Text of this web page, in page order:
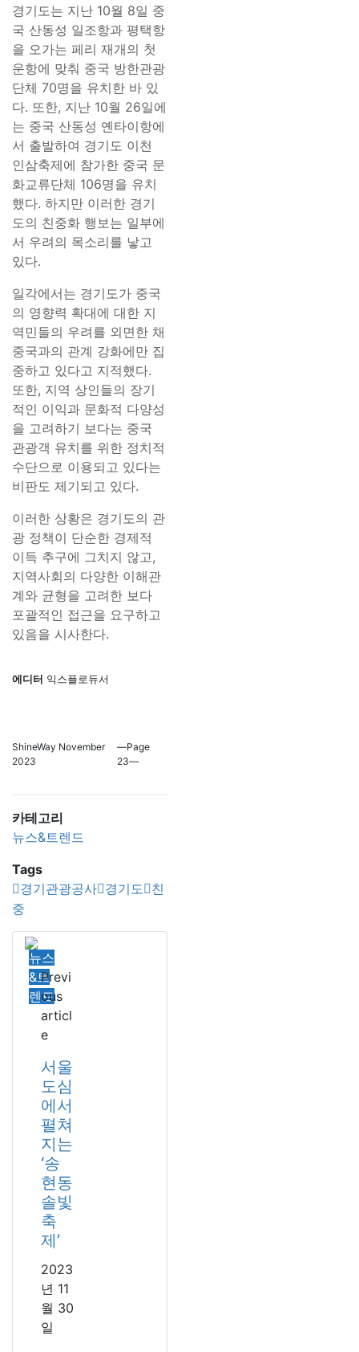
경기도는 지난 10월 8일 중
국 산동성 일조항과 평택항
을 오가는 페리 재개의 첫
운항에 맞춰 중국 방한관광
단체 70명을 유치한 바 있
다. 또한, 지난 10월 26일에
는 중국 산동성 옌타이항에
서 출발하여 경기도 이천
인삼축제에 참가한 중국 문
화교류단체 106명을 유치
했다. 하지만 이러한 경기
도의 친중화 행보는 일부에
서 우려의 목소리를 낳고
있다.
일각에서는 경기도가 중국
의 영향력 확대에 대한 지
역민들의 우려를 외면한 채
중국과의 관계 강화에만 집
중하고 있다고 지적했다.
또한, 지역 상인들의 장기
적인 이익과 문화적 다양성
을 고려하기 보다는 중국
관광객 유치를 위한 정치적
수단으로 이용되고 있다는
비판도 제기되고 있다.
이러한 상황은 경기도의 관
광 정책이 단순한 경제적
이득 추구에 그치지 않고,
지역사회의 다양한 이해관
계와 균형을 고려한 보다
포괄적인 접근을 요구하고
있음을 시사한다.
에디터 익스플로듀서
ShineWay November
2023
―Page
23―
카테고리
뉴스&트렌드
Tags
경기관광공사 경기도 친
중
뉴스
&트
렌드
Previ
ous
articl
e
서울
도심
에서
펼쳐
지는
‘송
현동
솔빛
축
제’
2023
년 11
월 30
일